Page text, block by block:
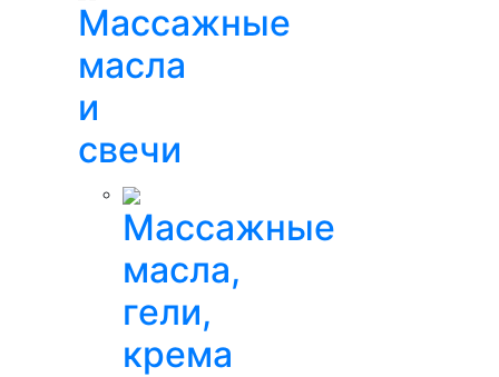
Массажные
масла
и
свечи
Массажные
масла,
гели,
крема